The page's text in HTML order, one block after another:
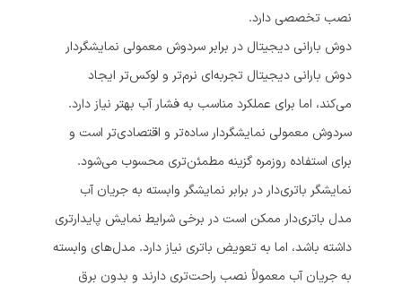
نصب تخصصی دارد.
دوش بارانی دیجیتال در برابر سردوش معمولی نمایشگردار
دوش بارانی دیجیتال تجربه‌ای نرم‌تر و لوکس‌تر ایجاد
می‌کند، اما برای عملکرد مناسب به فشار آب بهتر نیاز دارد.
سردوش معمولی نمایشگردار ساده‌تر و اقتصادی‌تر است و
برای استفاده روزمره گزینه مطمئن‌تری محسوب می‌شود.
نمایشگر باتری‌دار در برابر نمایشگر وابسته به جریان آب
مدل باتری‌دار ممکن است در برخی شرایط نمایش پایدارتری
داشته باشد، اما به تعویض باتری نیاز دارد. مدل‌های وابسته
به جریان آب معمولاً نصب راحت‌تری دارند و بدون برق